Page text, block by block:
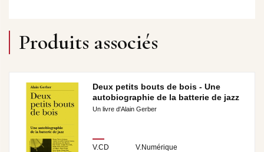
Produits associés
Deux petits bouts de bois - Une
autobiographie de la batterie de jazz
Un livre d'Alain Gerber
V.CD V.Numérique